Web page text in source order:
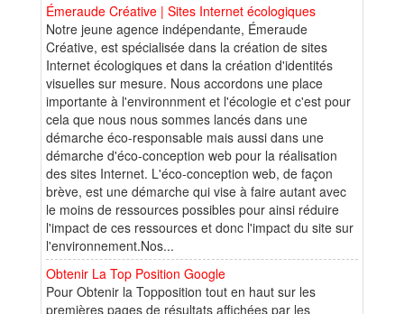
Émeraude Créative | Sites Internet écologiques
Notre jeune agence indépendante, Émeraude
Créative, est spécialisée dans la création de sites
Internet écologiques et dans la création d'identités
visuelles sur mesure. Nous accordons une place
importante à l'environnment et l'écologie et c'est pour
cela que nous nous sommes lancés dans une
démarche éco-responsable mais aussi dans une
démarche d'éco-conception web pour la réalisation
des sites Internet. L'éco-conception web, de façon
brève, est une démarche qui vise à faire autant avec
le moins de ressources possibles pour ainsi réduire
l'impact de ces ressources et donc l'impact du site sur
l'environnement.Nos...
Obtenir La Top Position Google
Pour Obtenir la Topposition tout en haut sur les
premières pages de résultats affichées par les